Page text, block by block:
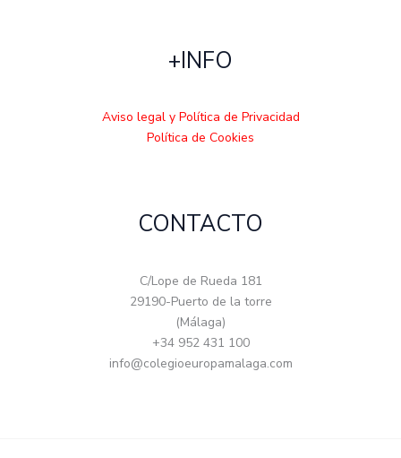
+INFO
Aviso legal y Política de Privacidad
Política de Cookies
CONTACTO
C/Lope de Rueda 181
29190-Puerto de la torre
(Málaga)
+34 952 431 100
info@colegioeuropamalaga.com